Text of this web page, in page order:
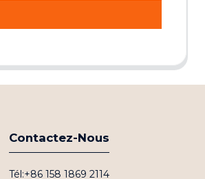
Contactez-Nous
Tél:+86 158 1869 2114